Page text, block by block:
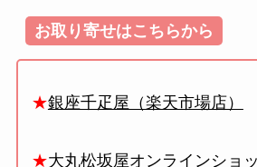
お取り寄せはこちらから
★銀座千疋屋（楽天市場店）
★大丸松坂屋オンラインショ